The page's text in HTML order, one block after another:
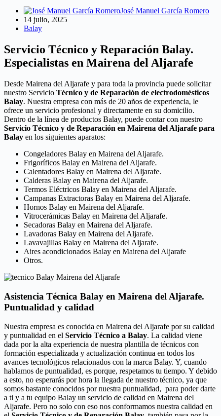
José Manuel García Romero
14 julio, 2025
Balay
Servicio Técnico y Reparación Balay.
Especialistas en Mairena del Aljarafe
Desde Mairena del Aljarafe y para toda la provincia puede solicitar
nuestro Servicio Técnico y de Reparación de electrodomésticos
Balay. Nuestra empresa con más de 20 años de experiencia, le
ofrece un servicio profesional y directamente en su domicilio.
Dentro de la línea de productos Balay, puede contar con nuestro
Servicio Técnico y de Reparación en Mairena del Aljarafe para
Balay en los siguientes aparatos:
Congeladores Balay en Mairena del Aljarafe.
Frigoríficos Balay en Mairena del Aljarafe.
Calentadores Balay en Mairena del Aljarafe.
Calderas Balay en Mairena del Aljarafe.
Termos Eléctricos Balay en Mairena del Aljarafe.
Campanas Extractoras Balay en Mairena del Aljarafe.
Hornos Balay en Mairena del Aljarafe.
Vitrocerámicas Balay en Mairena del Aljarafe.
Secadoras Balay en Mairena del Aljarafe.
Lavadoras Balay en Mairena del Aljarafe.
Lavavajillas Balay en Mairena del Aljarafe.
Aires acondicionados Balay en Mairena del Aljarafe
Otros.
Asistencia Técnica Balay en Mairena del Aljarafe.
Puntualidad y calidad
Nuestra empresa es conocida en Mairena del Aljarafe por su calidad
y puntualidad en el Servicio Técnico a Balay. La calidad viene
dada por la alta experiencia de nuestra plantilla de técnicos con
formación especializada y actualización continua en todos los
avances tecnológicos relacionados con la marca Balay. Y, cuando
hablamos de puntualidad, es porque, respetamos tu tiempo. Y debido
a esto, no esperarás por hora la llegada de nuestro técnico, ya que
somos bastante conocidos por nuestra puntualidad, para poder darte
a ti y a tu equipo Balay un servicio de calidad en Mairena del
Aljarafe. Pero no solo con eso nos conformamos nuestra calidad en